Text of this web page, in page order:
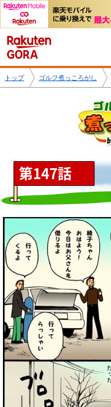
トップ ゴルフ煮っころがし
第147話